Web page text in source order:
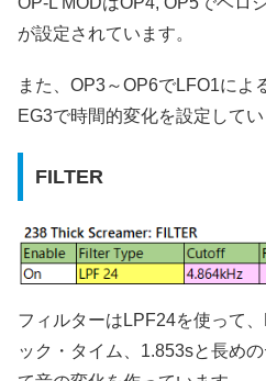
が設定されています。
また、OP3～OP6でLFO1によ
EG3で時間的変化を設定してい
FILTER
フィルターはLPF24を使って
ック・タイム、1.853sと長め